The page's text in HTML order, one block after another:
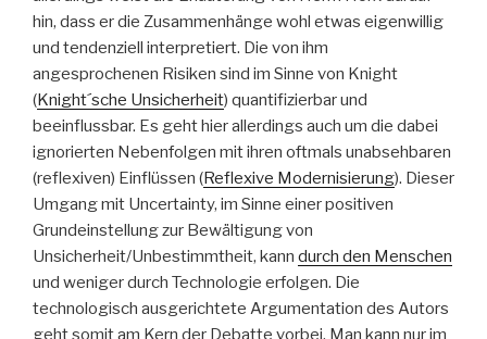
hin, dass er die Zusammenhänge wohl etwas eigenwillig
und tendenziell interpretiert. Die von ihm
angesprochenen Risiken sind im Sinne von Knight
(Knight´sche Unsicherheit) quantifizierbar und
beeinflussbar. Es geht hier allerdings auch um die dabei
ignorierten Nebenfolgen mit ihren oftmals unabsehbaren
(reflexiven) Einflüssen (Reflexive Modernisierung). Dieser
Umgang mit Uncertainty, im Sinne einer positiven
Grundeinstellung zur Bewältigung von
Unsicherheit/Unbestimmtheit, kann durch den Menschen
und weniger durch Technologie erfolgen. Die
technologisch ausgerichtete Argumentation des Autors
geht somit am Kern der Debatte vorbei. Man kann nur im